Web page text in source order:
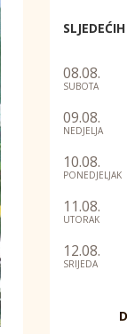
08.08.
SUBOTA
09.08.
NEDJELJA
10.08.
PONEDJELJAK
11.08.
UTORAK
12.08.
SRIJEDA